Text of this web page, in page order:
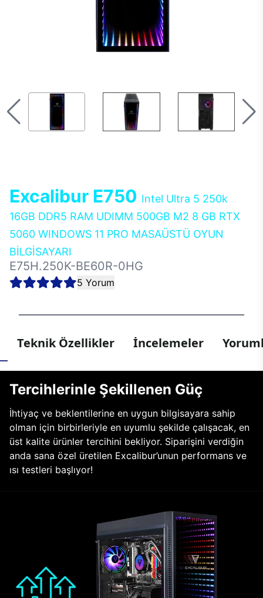
Excalibur E750 Intel Ultra 5 250k
16GB DDR5 RAM UDIMM 500GB M2 8 GB RTX
5060 WINDOWS 11 PRO MASAÜSTÜ OYUN
BİLGİSAYARI
E75H.250K-BE60R-0HG
5 Yorum
Teknik Özellikler İncelemeler
Tercihlerinle Şekillenen Güç
İhtiyaç ve beklentilerine en uygun bilgisayara sahip
olman için birbirleriyle en uyumlu şekilde çalışacak, en
üst kalite ürünler tercihini bekliyor. Siparişini verdiğin
anda sana özel üretilen Excalibur’unun performans ve
ısı testleri başlıyor!